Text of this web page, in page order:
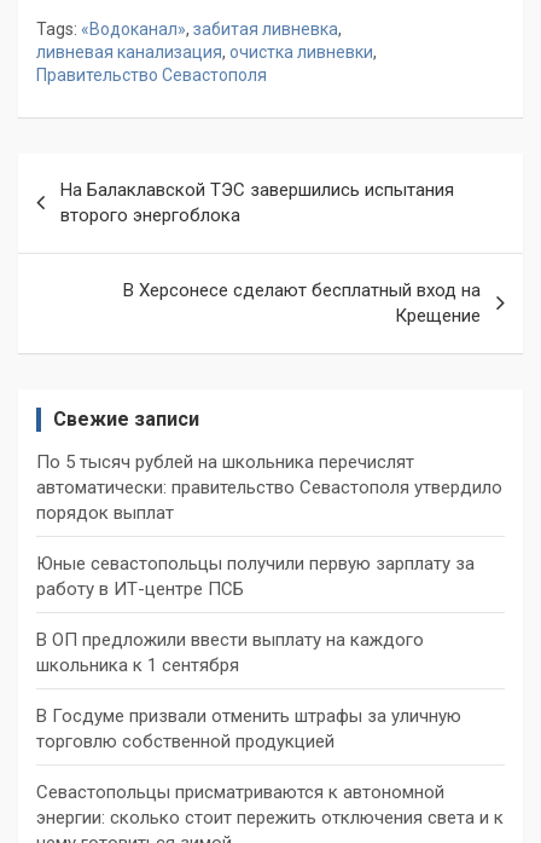
Tags: «Водоканал», забитая ливневка,
ливневая канализация, очистка ливневки,
Правительство Севастополя
по
записям
На Балаклавской ТЭС завершились испытания
второго энергоблока
В Херсонесе сделают бесплатный вход на
Крещение
Свежие записи
По 5 тысяч рублей на школьника перечислят
автоматически: правительство Севастополя утвердило
порядок выплат
Юные севастопольцы получили первую зарплату за
работу в ИТ-центре ПСБ
В ОП предложили ввести выплату на каждого
школьника к 1 сентября
В Госдуме призвали отменить штрафы за уличную
торговлю собственной продукцией
Севастопольцы присматриваются к автономной
энергии: сколько стоит пережить отключения света и к